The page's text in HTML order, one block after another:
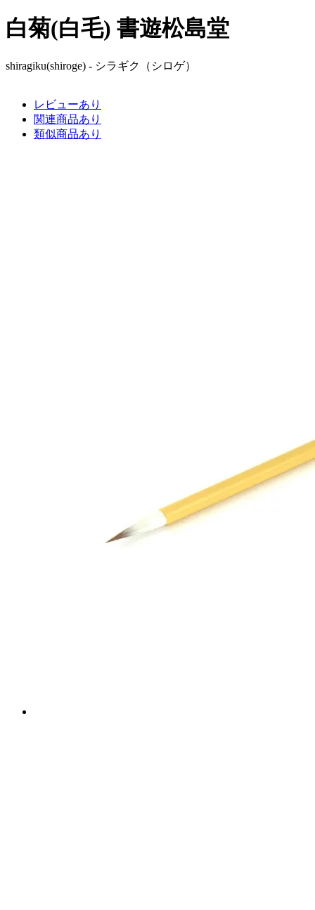
白菊(白毛) 書遊松島堂
shiragiku(shiroge) - シラギク（シロゲ）
レビューあり
関連商品あり
類似商品あり